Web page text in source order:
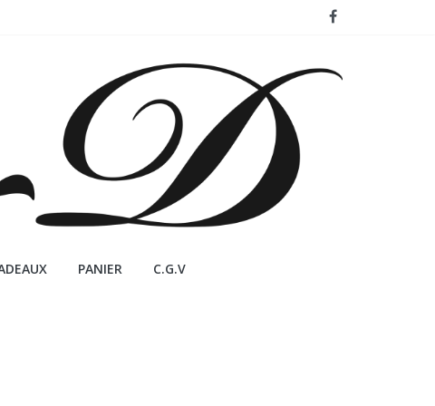
PANIER C.G.V